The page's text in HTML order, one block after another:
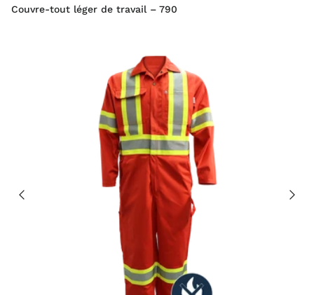
Couvre-tout léger de travail – 790